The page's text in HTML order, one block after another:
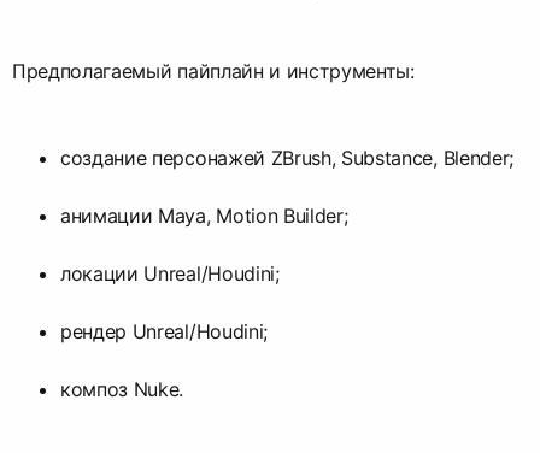
Предполагаемый пайплайн и инструменты:
создание персонажей ZBrush, Substance, Blender;
анимации Maya, Motion Builder;
локации Unreal/Houdini;
рендер Unreal/Houdini;
композ Nuke.